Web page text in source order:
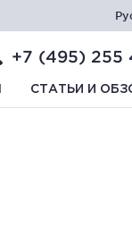
+7 (495) 255
СТАТЬИ И